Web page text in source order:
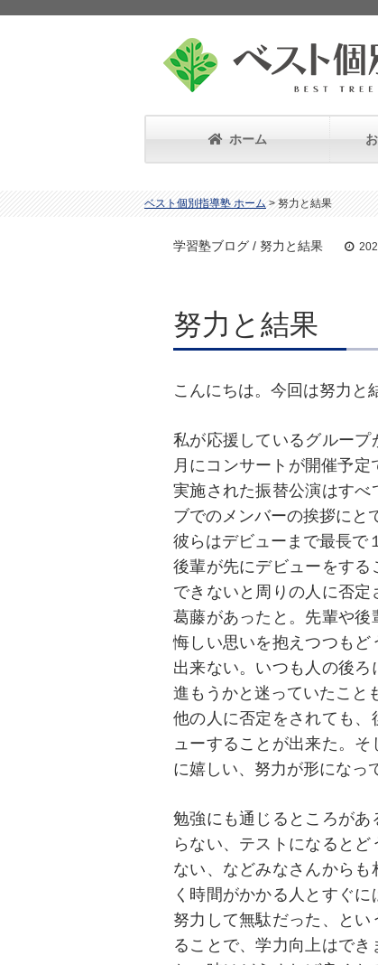
ホーム
ベスト個別指導塾 ホーム > 努力と結果
学習塾ブログ / 努力と結果
努力と結果
こんにちは。今回は努力と
私が応援しているグループ
月にコンサートが開催予
実施された振替公演はすべ
ブでのメンバーの挨拶にと
彼らはデビューまで最長で
後輩が先にデビューをす
できないと周りの人に否
葛藤があったと。先輩や後
悔しい思いを抱えつつも
出来ない。いつも人の後
進もうかと迷っていたこと
他の人に否定をされても
ューすることが出来た。
に嬉しい、努力が形になっ
勉強にも通じるところが
らない、テストになると
ない、などみなさんから
く時間がかかる人とすぐ
努力して無駄だった、と
ることで、学力向上はで